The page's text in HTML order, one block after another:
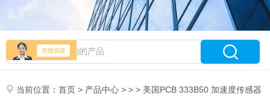
当前位置：首页 > 产品中心 > > > 美国PCB 333B50 加速度传感器